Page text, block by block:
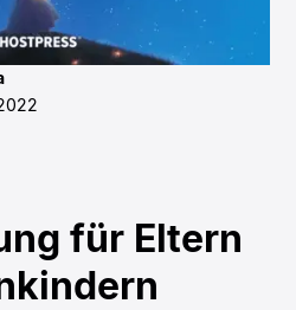
für Eltern